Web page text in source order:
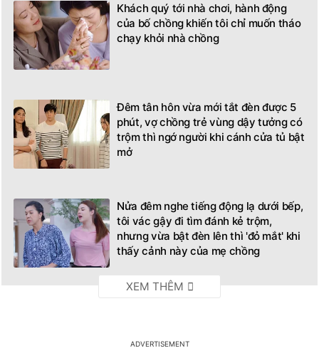
Khách quý tới nhà chơi, hành động
của bố chồng khiến tôi chỉ muốn tháo
chạy khỏi nhà chồng
Đêm tân hôn vừa mới tắt đèn được 5
phút, vợ chồng trẻ vùng dậy tưởng có
trộm thì ngớ người khi cánh cửa tủ bật
mở
Nửa đêm nghe tiếng động lạ dưới bếp,
tôi vác gậy đi tìm đánh kẻ trộm,
nhưng vừa bật đèn lên thì 'đỏ mắt' khi
thấy cảnh này của mẹ chồng